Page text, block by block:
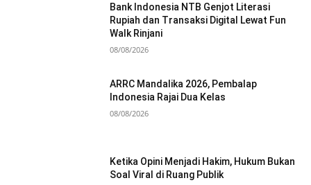
Bank Indonesia NTB Genjot Literasi
Rupiah dan Transaksi Digital Lewat Fun
Walk Rinjani
08/08/2026
ARRC Mandalika 2026, Pembalap
Indonesia Rajai Dua Kelas
08/08/2026
Ketika Opini Menjadi Hakim, Hukum Bukan
Soal Viral di Ruang Publik